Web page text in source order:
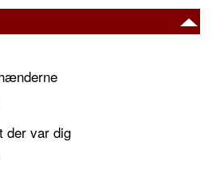
der var dig